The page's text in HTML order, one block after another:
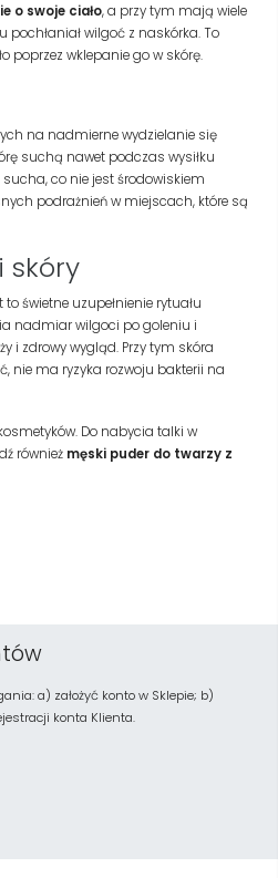
o swoje ciało, a przy tym mają wiele
wilgoć z naskórka. To
poprzez wklepanie go w skórę.
na nadmierne wydzielanie się
suchą nawet podczas wysiłku
co nie jest środowiskiem
podrażnień w miejscach, które są
skóry
świetne uzupełnienie rytuału
nadmiar wilgoci po goleniu i
i zdrowy wygląd. Przy tym skóra
nie ma ryzyka rozwoju bakterii na
Do nabycia talki w
również męski puder do twarzy z
a) założyć konto w Sklepie; b)
konta Klienta.